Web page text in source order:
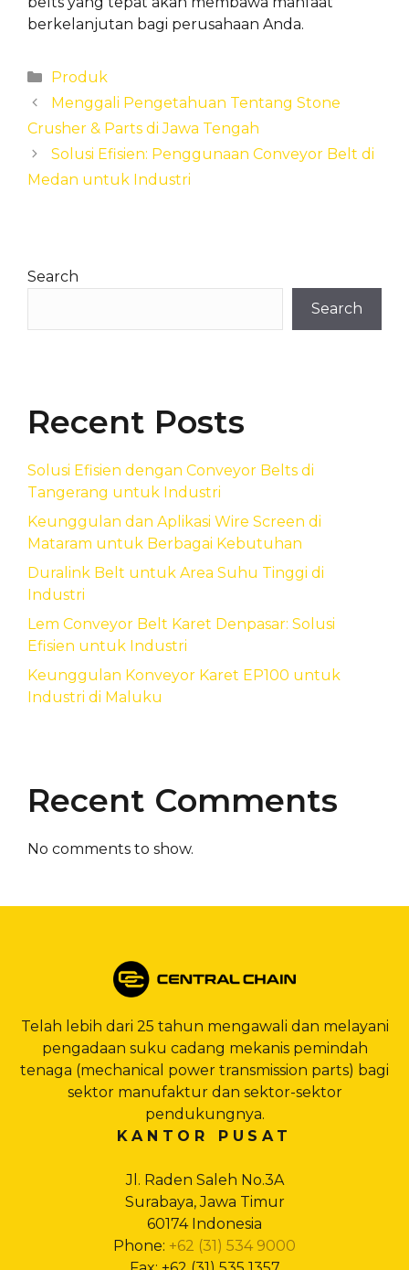
berkelanjutan bagi perusahaan Anda.
Categories
Produk
Menggali Pengetahuan Tentang Stone
Crusher & Parts di Jawa Tengah
Solusi Efisien: Penggunaan Conveyor Belt di
Medan untuk Industri
Search
Search
Recent Posts
Solusi Efisien dengan Conveyor Belts di
Tangerang untuk Industri
Keunggulan dan Aplikasi Wire Screen di
Mataram untuk Berbagai Kebutuhan
Duralink Belt untuk Area Suhu Tinggi di
Industri
Lem Conveyor Belt Karet Denpasar: Solusi
Efisien untuk Industri
Keunggulan Konveyor Karet EP100 untuk
Industri di Maluku
Recent Comments
No comments to show.
Telah lebih dari 25 tahun mengawali dan melayani
pengadaan suku cadang mekanis pemindah
tenaga (mechanical power transmission parts) bagi
sektor manufaktur dan sektor-sektor
pendukungnya.
KANTOR PUSAT
Jl. Raden Saleh No.3A
Surabaya, Jawa Timur
60174 Indonesia
Phone: +62 (31) 534 9000